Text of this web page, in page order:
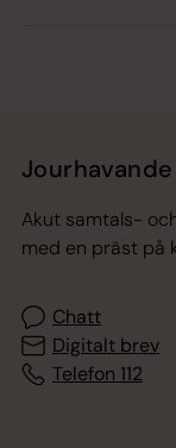
Akut samtals-
med en präst på
Chatt
Digitalt brev
Telefon 112